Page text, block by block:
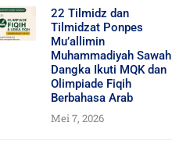
22 Tilmidz dan
Tilmidzat Ponpes
Mu’allimin
Muhammadiyah Sawah
Dangka Ikuti MQK dan
Olimpiade Fiqih
Berbahasa Arab
Mei 7, 2026